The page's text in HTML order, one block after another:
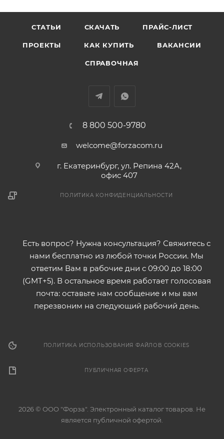
СТАТЬИ СКАЧАТЬ ПРАЙС-ЛИСТ
ПРОЕКТЫ КАК КУПИТЬ ВАКАНСИИ
СПРАВОЧНАЯ
8 800 500-9780
welcome@forzacom.ru
г. Екатеринбург, ул. Репина 42А,
офис 407
ПОЛИТИКА КОНФИДЕНЦИАЛЬНОСТИ
Есть вопрос? Нужна консультация? Свяжитесь с
нами бесплатно из любой точки России. Мы
ответим Вам в рабочие дни с 09:00 до 18:00
(GMT+5). В остальное время работает голосовая
почта: оставьте нам сообщение и мы вам
перезвоним на следующий рабочий день.
ПОЛИТИКА ИСПОЛЬЗОВАНИЯ ФАЙЛОВ COOKIES
ПУБЛИЧНАЯ ОФЕРТА
2026 © ООО "Форза". Электронный каталог товаров. Не
является публичной офертой.